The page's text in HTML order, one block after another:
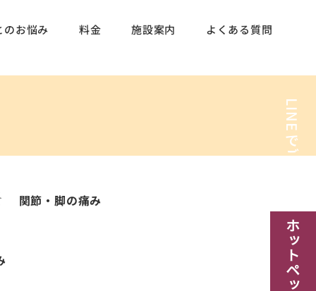
LINE
でご予約
のお悩み 料金 施設案内 よくある質問
関節・脚の痛み